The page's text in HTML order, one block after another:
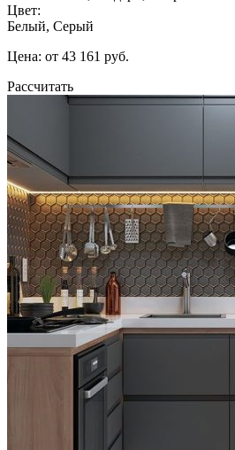
Цвет:
Белый, Серый
Цена: от 43 161 руб.
Рассчитать